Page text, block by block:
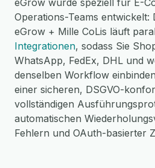
eGrow wurde speziell für E-
Operations-Teams entwickelt:
eGrow + Mille CoLis läuft
Integrationen, sodass Sie
WhatsApp, FedEx, DHL und
denselben Workflow
einer sicheren, DSGVO-
vollständigen
automatischen
Fehlern und OAuth-basierter